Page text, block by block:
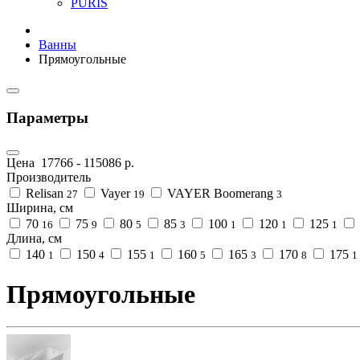
PURIS
Ванны
Прямоугольные
Параметры
Цена 17766 - 115086 р.
Производитель
Relisan 27 Vayer 19 VAYER Boomerang 3
Ширина, см
70 16 75 9 80 5 85 3 100 1 120 1 125 1
Длина, см
140 1 150 4 155 1 160 5 165 3 170 8 175 1
Прямоугольные